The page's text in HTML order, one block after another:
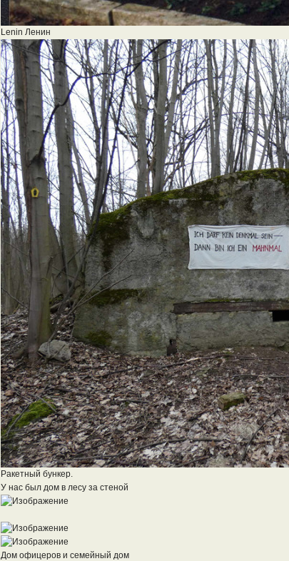
Lenin Ленин
Ракетный бункер.
У нас был дом в лесу за стеной
Дом офицеров и семейный дом